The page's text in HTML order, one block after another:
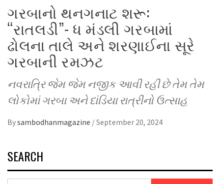
ગરબાનો થનગનાટ શરૂ:
“રાતલડી”- ધ મંડલી ગરબામાં
ઢોલના તાલે અને શરણાઈના સૂરે
ગરબાની રમઝટ
નવરાત્રિ જેમ જેમ નજીક આવી રહી છે તેમ તેમ
લોકોમાં ગરબા અને દાંડિયા રાત્રીનો ઉત્સાહ
Bysambodhanmagazine /September 20, 2024
SEARCH